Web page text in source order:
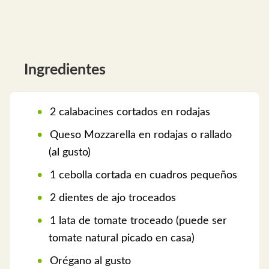
Ingredientes
2 calabacines cortados en rodajas
Queso Mozzarella en rodajas o rallado
(al gusto)
1 cebolla cortada en cuadros pequeños
2 dientes de ajo troceados
1 lata de tomate troceado (puede ser
tomate natural picado en casa)
Orégano al gusto